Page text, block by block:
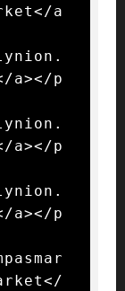
a
a></p
a></p
a></p